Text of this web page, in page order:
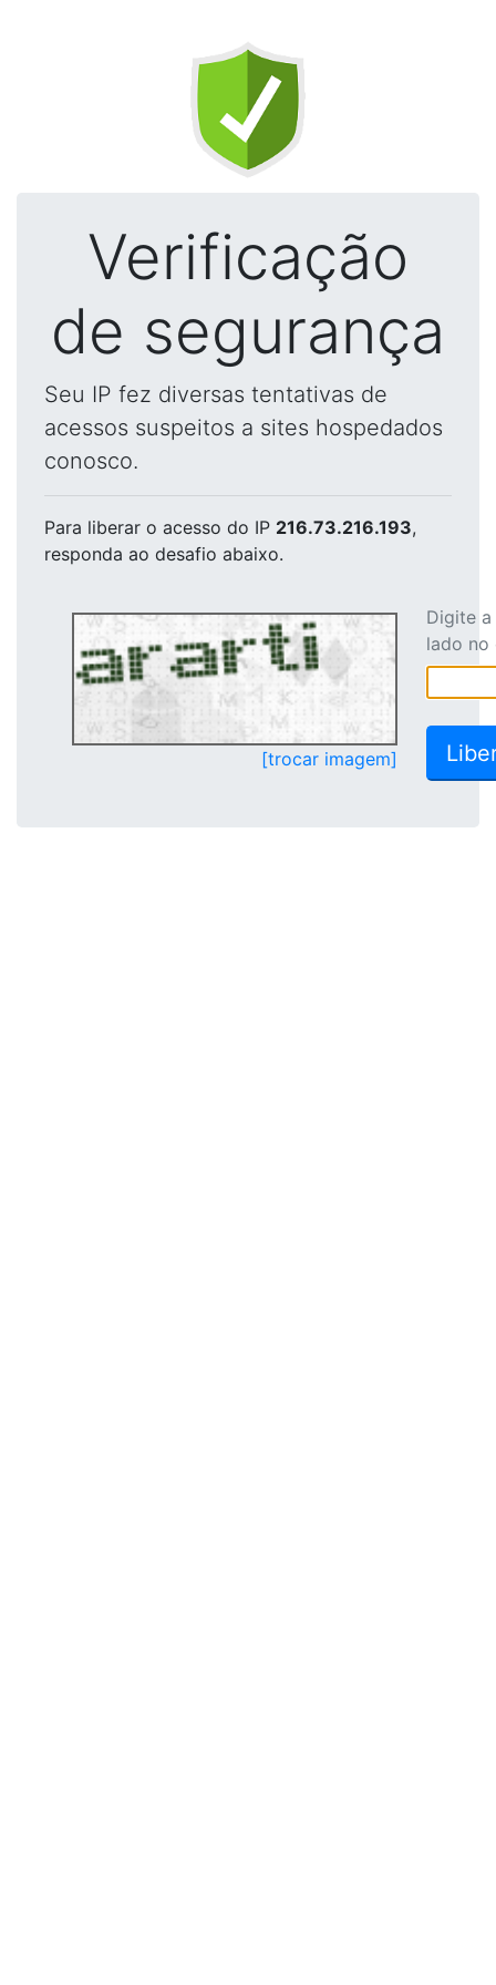
Verificação
de segurança
Seu IP fez diversas tentativas de
acessos suspeitos a sites hospedados
conosco.
Para liberar o acesso do IP 216.73.216.193,
responda ao desafio abaixo.
[trocar imagem]
Digite
lado no